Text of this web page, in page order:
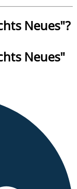
Neues"?
Neues"